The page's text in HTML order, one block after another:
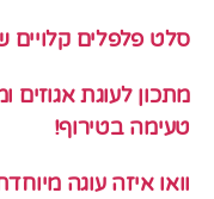
סלט פלפלים
מתכון לעוגת
טעימה בטירוף!
וואו איזה עוגה